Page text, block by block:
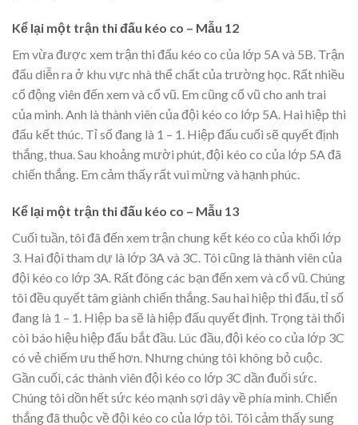
Kể lại một trận thi đấu kéo co – Mẫu 12
Em vừa được xem trận thi đấu kéo co của lớp 5A và 5B. Trận
đấu diễn ra ở khu vực nhà thể chất của trường học. Rất nhiều
cổ động viên đến xem và cổ vũ. Em cũng cổ vũ cho anh trai
của mình. Anh là thành viên của đội kéo co lớp 5A. Hai hiệp thi
đấu kết thúc. Tỉ số đang là 1 – 1. Hiệp đấu cuối sẽ quyết định
thắng, thua. Sau khoảng mười phút, đội kéo co của lớp 5A đã
chiến thắng. Em cảm thấy rất vui mừng và hạnh phúc.
Kể lại một trận thi đấu kéo co – Mẫu 13
Cuối tuần, tôi đã đến xem trận chung kết kéo co của khối lớp
3. Hai đội tham dự là lớp 3A và 3C. Tôi cũng là thành viên của
đội kéo co lớp 3A. Rất đông các bạn đến xem và cổ vũ. Chúng
tôi đều quyết tâm giành chiến thắng. Sau hai hiệp thi đấu, tỉ số
đang là 1 – 1. Hiệp ba sẽ là hiệp đấu quyết định. Trọng tài thổi
còi báo hiệu hiệp đấu bắt đầu. Lúc đầu, đội kéo co của lớp 3C
có vẻ chiếm ưu thế hơn. Nhưng chúng tôi không bỏ cuộc.
Gần cuối, các thành viên đội kéo co lớp 3C dần đuối sức.
Chúng tôi dồn hết sức kéo mạnh sợi dây về phía mình. Chiến
thắng đã thuộc về đội kéo co của lớp tôi. Tôi cảm thấy sung